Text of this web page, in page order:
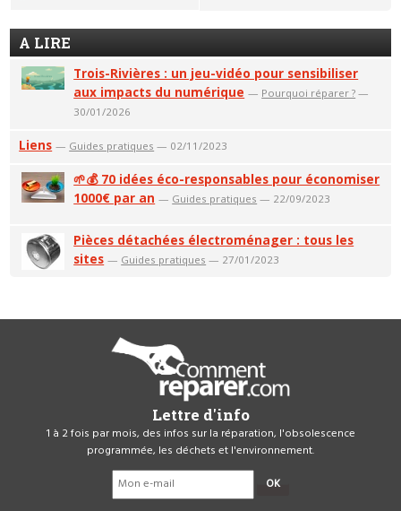
A LIRE
Trois-Rivières : un jeu-vidéo pour sensibiliser
aux impacts du numérique — Pourquoi réparer ? —
30/01/2026
Liens — Guides pratiques — 02/11/2023
🌱💰 70 idées éco-responsables pour économiser
1000€ par an — Guides pratiques — 22/09/2023
Pièces détachées électroménager : tous les
sites — Guides pratiques — 27/01/2023
Lettre d'info
1 à 2 fois par mois, des infos sur la réparation, l'obsolescence
programmée, les déchets et l'environnement.
OK